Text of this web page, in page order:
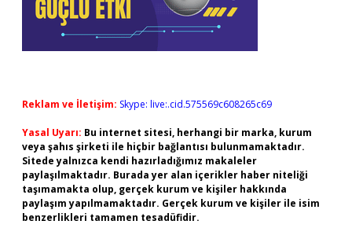
Reklam ve İletişim: Skype: live:.cid.575569c608265c69
Yasal Uyarı: Bu internet sitesi, herhangi bir marka, kurum
veya şahıs şirketi ile hiçbir bağlantısı bulunmamaktadır.
Sitede yalnızca kendi hazırladığımız makaleler
paylaşılmaktadır. Burada yer alan içerikler haber niteliği
taşımamakta olup, gerçek kurum ve kişiler hakkında
paylaşım yapılmamaktadır. Gerçek kurum ve kişiler ile isim
benzerlikleri tamamen tesadüfidir.